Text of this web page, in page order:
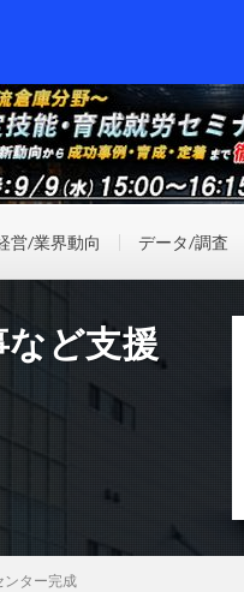
営/業界動向 データ/調査
ど支援
ンター完成